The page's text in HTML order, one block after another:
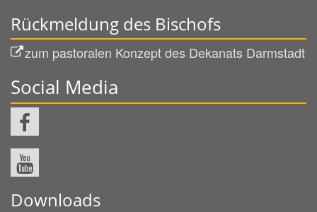
Rückmeldung des Bischofs
zum pastoralen Konzept des Dekanats Darmstadt
Social Media
Downloads